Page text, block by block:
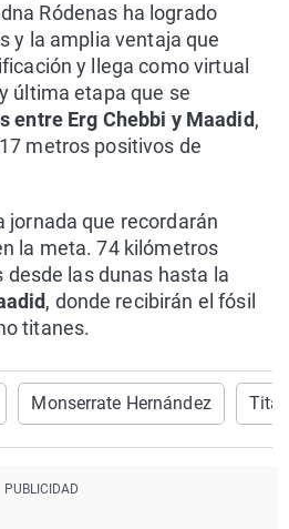
Ródenas ha logrado
y la amplia ventaja que
y llega como virtual
última etapa que se
entre Erg Chebbi y Maadid,
metros positivos de
jornada que recordarán
la meta. 74 kilómetros
desde las dunas hasta la
, donde recibirán el fósil
titanes.
Monserrate Hernández